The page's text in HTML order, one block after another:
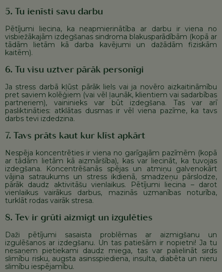
5. Tu ienīsti savu darbu
Pētījumi liecina, ka neapmierinātība ar darbu ir viena no
visbiežākajām izdegšanas sindroma blakusparādībām (kopā ar
tādām lietām kā darba kavējumi un dažādām fiziskām
kaitēm).
6. Tu visu uztver pārāk personīgi
Ja stress darbā kļūst pārāk liels vai ja novēro aizkaitināmību
pret saviem kolēģiem (vai vēl ļaunāk, klientiem vai sadarbības
partneriem), vaininieks var būt izdegšana. Tas var arī
pasliktināties: atklātas dusmas ir vēl viena pazīme, ka tavs
darbs tevi izdedzina.
7. Tavs prāts kaut kur klīst apkārt
Nespēja koncentrēties ir viena no garīgajām pazīmēm (kopā
ar tādām lietām kā aizmāršība), kas var liecināt, ka tuvojas
izdegšana. Koncentrēšanās spējas un atmiņu galvenokārt
vājina satraukums un stress ikdienā, smadzeņu pārslodze,
pārāk daudz aktivitāšu vienlaikus. Pētījumi liecina – darot
vienlaikus vairākus darbus, mazinās uzmanības noturība,
turklāt rodas vairāk stresa.
8. Tev ir grūti aizmigt un izgulēties
Daži pētījumi sasaista problēmas ar aizmigšanu un
izgulēšanos ar izdegšanu. Un tas patiešām ir nopietni! Ja tu
nesaņem pietiekami daudz miega, tas var palielināt sirds
slimību risku, augsta asinsspiediena, insulta, diabēta un nieru
slimību iespējamību.